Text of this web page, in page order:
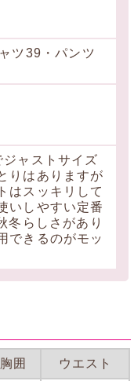
ツ39・パンツ
ャストサイズ
りはありますが
はスッキリして
いしやすい定番
冬らしさがあり
できるのがモッ
胸囲 ウエスト